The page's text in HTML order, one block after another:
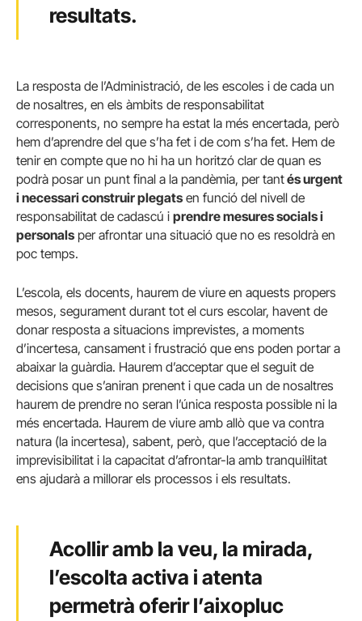
resultats.
La resposta de l’Administració, de les escoles i de cada un
de nosaltres, en els àmbits de responsabilitat
corresponents, no sempre ha estat la més encertada, però
hem d’aprendre del que s’ha fet i de com s’ha fet. Hem de
tenir en compte que no hi ha un horitzó clar de quan es
podrà posar un punt final a la pandèmia, per tantés urgent
i necessari construir plegats en funció del nivell de
responsabilitat de cadascú i prendre mesures socials i
personals per afrontar una situació que no es resoldrà en
poc temps.
L’escola, els docents, haurem de viure en aquests propers
mesos, segurament durant tot el curs escolar, havent de
donar resposta a situacions imprevistes, a moments
d’incertesa, cansament i frustració que ens poden portar a
abaixar la guàrdia. Haurem d’acceptar que el seguit de
decisions que s’aniran prenent i que cada un de nosaltres
haurem de prendre no seran l’única resposta possible ni la
més encertada. Haurem de viure amb allò que va contra
natura (la incertesa), sabent, però, que l’acceptació de la
imprevisibilitat i la capacitat d’afrontar-la amb tranquil·litat
ens ajudarà a millorar els processos i els resultats.
Acollir amb la veu, la mirada,
l’escolta activa i atenta
permetrà oferir l’aixopluc